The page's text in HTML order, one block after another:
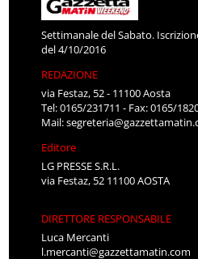
Settimanale del Sabato.
del 4/10/2016
REDAZIONE
via Festaz, 52 - 11100 Aosta
Tel: 0165/231711 - Fax: 0165/
Mail:
Editore
LG PRESSE S.R.L.
via Festaz, 52 11100 AOSTA
DIRETTORE RESPONSABILE
Luca Mercanti
l.mercanti@gazzettamatin.com